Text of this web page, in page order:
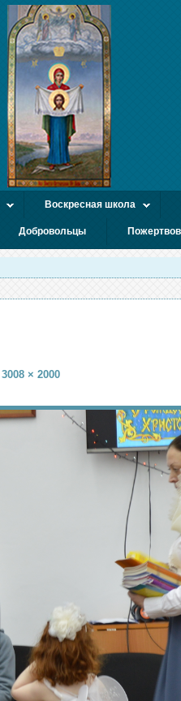
Воскресная школа
Добровольцы
3008 × 2000